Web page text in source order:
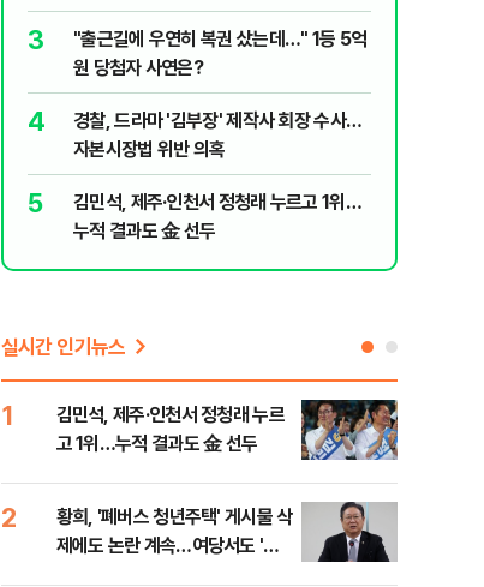
어디?
3
"출근길에 우연히 복권 샀는데…" 1등 5억
원 당첨자 사연은?
4
경찰, 드라마 '김부장' 제작사 회장 수사…
자본시장법 위반 의혹
5
김민석, 제주·인천서 정청래 누르고 1위…
누적 결과도 金 선두
실시간 인기뉴스
1
김민석, 제주·인천서 정청래 누르
고 1위…누적 결과도 金 선두
2
황희, '폐버스 청년주택' 게시물 삭
제에도 논란 계속…여당서도 '내